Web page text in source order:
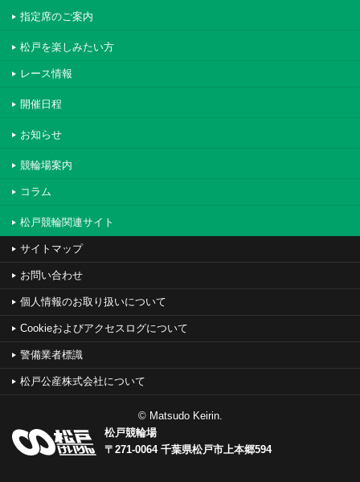
指定席のご案内
松戸を楽しみたい方
レース情報
開催日程
お知らせ
競輪場案内
コラム
松戸競輪関連サイト
サイトマップ
お問い合わせ
個人情報のお取り扱いについて
Cookieおよびアクセスログについて
警備業者標識
松戸公産株式会社について
© Matsudo Keirin.
松戸競輪場
〒271-0064 千葉県松戸市上本郷594